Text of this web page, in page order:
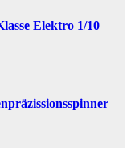
Elektro 1/10